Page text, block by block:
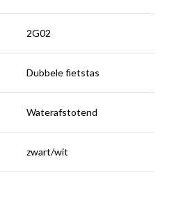
2G02
Dubbele fietstas
Waterafstotend
zwart/wit